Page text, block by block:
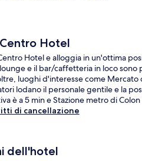
Hotel
Hotel e alloggia in un'ottima
e il bar/caffetteria in loco
luoghi d'interesse come Mercato
lodano il personale gentile e la
è a 5 min e Stazione metro di Colon
di cancellazione
dell'hotel